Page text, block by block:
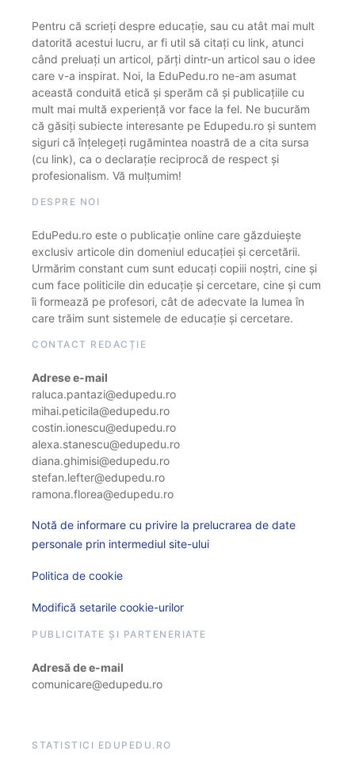
Pentru că scrieți despre educație, sau cu atât mai mult
datorită acestui lucru, ar fi util să citați cu link, atunci
când preluați un articol, părți dintr-un articol sau o idee
care v-a inspirat. Noi, la EduPedu.ro ne-am asumat
această conduită etică și sperăm că și publicațiile cu
mult mai multă experiență vor face la fel. Ne bucurăm
că găsiți subiecte interesante pe Edupedu.ro și suntem
siguri că înțelegeți rugămintea noastră de a cita sursa
(cu link), ca o declarație reciprocă de respect și
profesionalism. Vă mulțumim!
DESPRE NOI
EduPedu.ro este o publicație online care găzduiește
exclusiv articole din domeniul educației și cercetării.
Urmărim constant cum sunt educați copiii noștri, cine și
cum face politicile din educație și cercetare, cine și cum
îi formează pe profesori, cât de adecvate la lumea în
care trăim sunt sistemele de educație și cercetare.
CONTACT REDACȚIE
Adrese e-mail
raluca.pantazi@edupedu.ro
mihai.peticila@edupedu.ro
costin.ionescu@edupedu.ro
alexa.stanescu@edupedu.ro
diana.ghimisi@edupedu.ro
stefan.lefter@edupedu.ro
ramona.florea@edupedu.ro
Notă de informare cu privire la prelucrarea de date
personale prin intermediul site-ului
Politica de cookie
Modifică setarile cookie-urilor
PUBLICITATE ȘI PARTENERIATE
Adresă de e-mail
comunicare@edupedu.ro
STATISTICI EDUPEDU.RO